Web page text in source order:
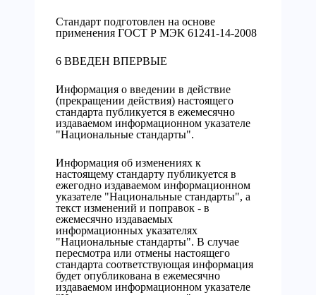
Стандарт подготовлен на основе
применения ГОСТ Р МЭК 61241-14-2008
6 ВВЕДЕН ВПЕРВЫЕ
Информация о введении в действие
(прекращении действия) настоящего
стандарта публикуется в ежемесячно
издаваемом информационном указателе
"Национальные стандарты".
Информация об изменениях к
настоящему стандарту публикуется в
ежегодно издаваемом информационном
указателе "Национальные стандарты", а
текст изменений и поправок - в
ежемесячно издаваемых
информационных указателях
"Национальные стандарты". В случае
пересмотра или отмены настоящего
стандарта соответствующая информация
будет опубликована в ежемесячно
издаваемом информационном указателе